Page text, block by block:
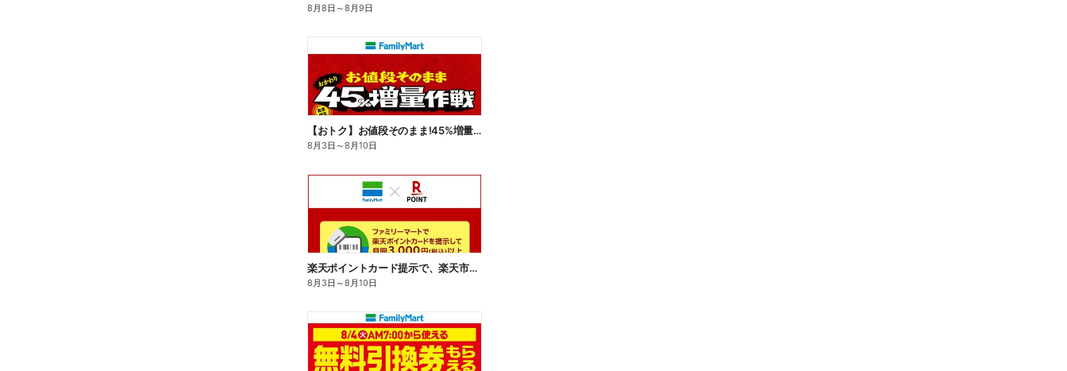
8月8日 ～8月9日
【おトク】お値段そのまま!45%増量作戦!
8月3日 ～8月10日
楽天ポイントカード提示で、楽天市場でのお買い物がおトクに!
8月3日 ～8月10日